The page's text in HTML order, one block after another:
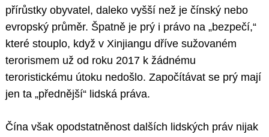
přírůstky obyvatel, daleko vyšší než je čínský nebo
evropský průměr. Špatně je prý i právo na „bezpečí,“
které stouplo, když v Xinjiangu dříve sužovaném
terorismem už od roku 2017 k žádnému
teroristickému útoku nedošlo. Započítávat se prý mají
jen ta „přednější“ lidská práva.
Čína však opodstatněnost dalších lidských práv nijak